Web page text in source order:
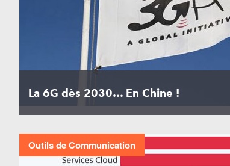
La 6G dès 2030… En Chine !
Outils de Communication